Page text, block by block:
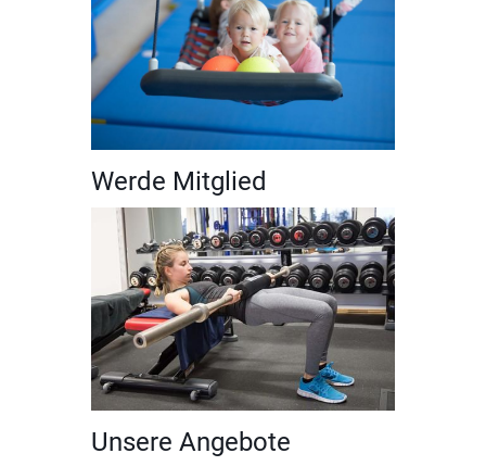
Werde Mitglied
Unsere Angebote